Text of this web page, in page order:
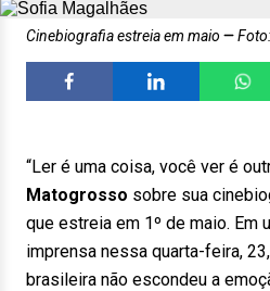
Cinebiografia estreia em maio
“Ler é uma coisa, você ver é
Matogrosso sobre sua
que estreia em 1º de maio. Em
imprensa nessa quarta-feira,
brasileira não escondeu a